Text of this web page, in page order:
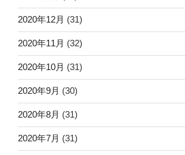
2020年12月 (31)
2020年11月 (32)
2020年10月 (31)
2020年9月 (30)
2020年8月 (31)
2020年7月 (31)